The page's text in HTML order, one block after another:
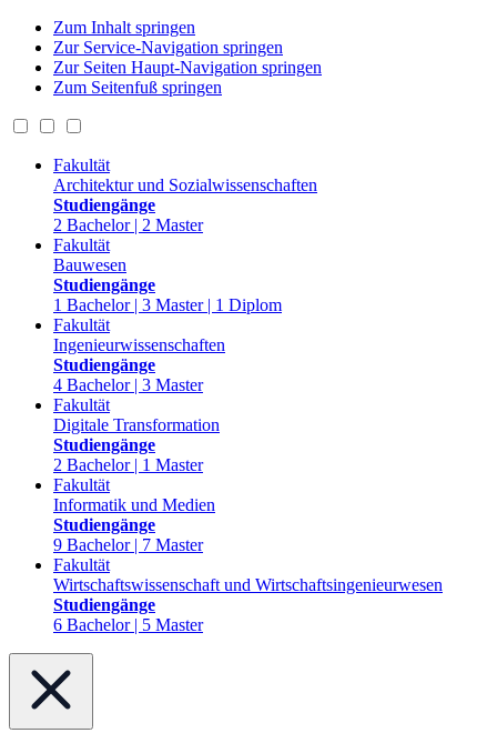
Zum Inhalt springen
Zur Service-Navigation springen
Zur Seiten Haupt-Navigation springen
Zum Seitenfuß springen
Fakultät
Architektur und Sozialwissenschaften
Studiengänge
2 Bachelor | 2 Master
Fakultät
Bauwesen
Studiengänge
1 Bachelor | 3 Master | 1 Diplom
Fakultät
Ingenieurwissenschaften
Studiengänge
4 Bachelor | 3 Master
Fakultät
Digitale Transformation
Studiengänge
2 Bachelor | 1 Master
Fakultät
Informatik und Medien
Studiengänge
9 Bachelor | 7 Master
Fakultät
Wirtschaftswissenschaft und Wirtschaftsingenieurwesen
Studiengänge
6 Bachelor | 5 Master